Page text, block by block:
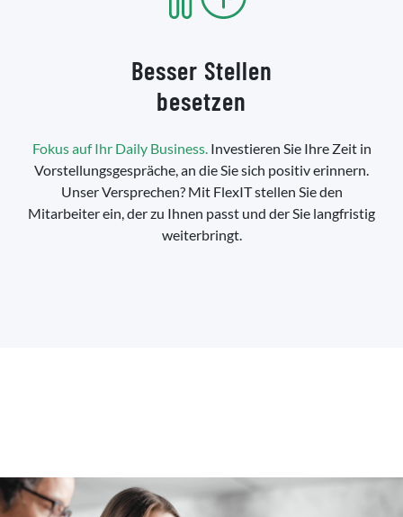
Besser Stellen
besetzen
Fokus auf Ihr Daily Business.Investieren Sie Ihre Zeit in
Vorstellungsgespräche, an die Sie sich positiv erinnern.
Unser Versprechen? Mit FlexIT stellen Sie den
Mitarbeiter ein, der zu Ihnen passt und der Sie langfristig
weiterbringt.